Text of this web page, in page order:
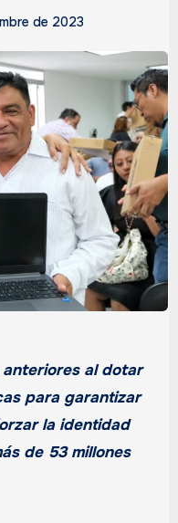
de 2023
al dotar
para garantizar
la identidad
de 53 millones